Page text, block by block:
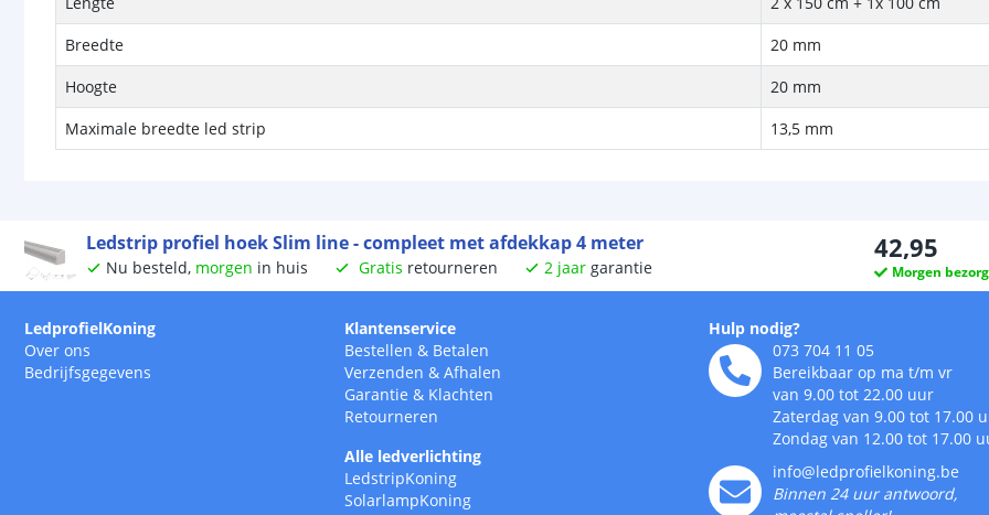
Breedte
20 mm
Hoogte
20 mm
Maximale breedte led strip
13,5 mm
Ledstrip profiel hoek Slim line - compleet met afdekkap 4 meter
Nu besteld, morgen in huis Gratis retourneren 2 jaar garantie
42,95
Morgen
LedprofielKoning
Over ons
Bedrijfsgegevens
Klantenservice
Bestellen & Betalen
Verzenden & Afhalen
Garantie & Klachten
Retourneren
Alle ledverlichting
LedstripKoning
SolarlampKoning
Hulp nodig?
073 704 11 05
Bereikbaar op ma t/m vr
van 9.00 tot 22.00 uur
Zaterdag van 9.00 tot 17.00
Zondag van 12.00 tot 17.00
info@ledprofielkoning.be
Binnen 24 uur antwoord,